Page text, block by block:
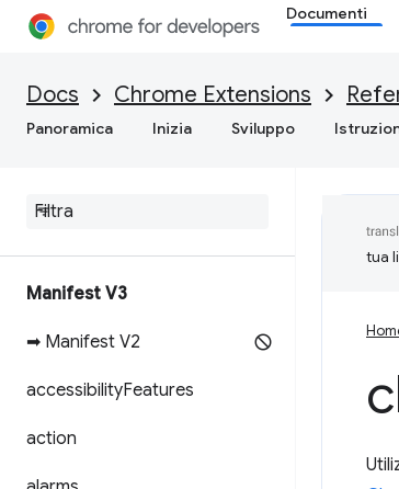
Documenti
Docs Chrome Extensions
Panoramica Inizia Sviluppo
Manifest V3
➡ Manifest V2
accessibilityFeatures
action
tua